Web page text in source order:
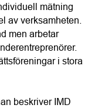
samla
i stället för att varje
samtidigt ge en
För
vilket kan